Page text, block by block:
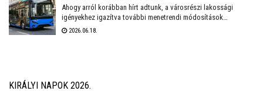
Ahogy arról korábban hírt adtunk, a városrészi lakossági
igényekhez igazítva további menetrendi módosítások
várhatóak Székesfehérvár helyi közösségi közlekedésében.
2026.06.18.
KIRÁLYI NAPOK 2026.